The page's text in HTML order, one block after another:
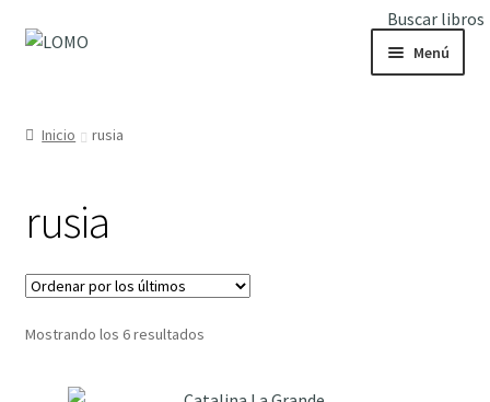
Buscar libros
Ir
Ir
Menú
Inicio rusia
rusia
Mostrando los 6 resultadosOrdenado